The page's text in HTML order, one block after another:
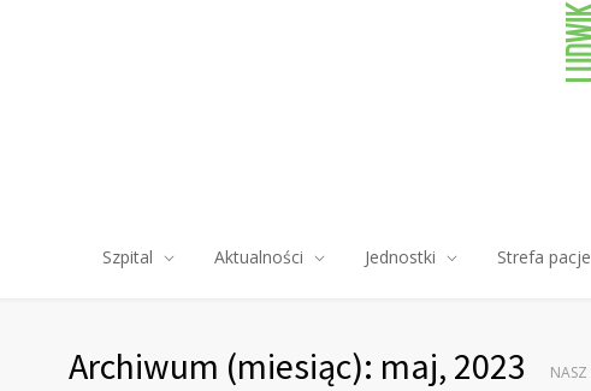
Szpital Aktualności Jednostki Strefa
Archiwum (miesiąc): maj, 2023 NASZ